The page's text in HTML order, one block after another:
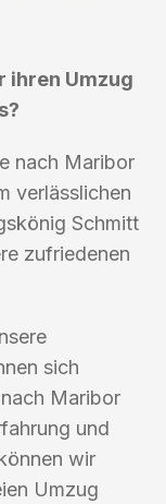
ihren Umzug
nach Maribor
verlässlichen
Schmitt
zufriedenen
sich
Maribor
und
wir
Umzug